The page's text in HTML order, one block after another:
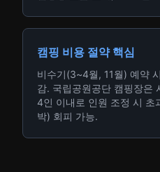
캠핑 비용 절약 핵심
비수기(3~4월, 11월) 예약
감. 국립공원공단 캠핑장은
4인 이내로 인원 조정 시
박) 회피 가능.